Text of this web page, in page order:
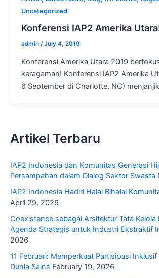
Uncategorized
Konferensi IAP2 Amerika
admin /July 4, 2019
Konferensi Amerika Utara 2019
keragaman! Konferensi IAP2 Amerika
6 September di Charlotte, NC)
Artikel Terbaru
IAP2 Indonesia dan Komunitas Generasi
Persampahan dalam Dialog Sektor Swasta
IAP2 Indonesia Hadiri Halal Bihalal
April 29, 2026
Coexistence sebagai Arsitektur Tata Kelola
Agenda Strategis untuk Industri Ekstraktif
2026
11 Februari: Memperkuat Partisipasi
Dunia Sains February 19, 2026